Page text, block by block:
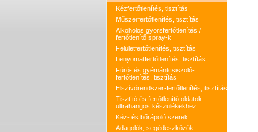
Kézfertőtlenítés, tisztítás
Műszerfertőtlenítés, tisztítás
Alkoholos gyorsfertőtlenítés /
fertőtlenítő spray-k
Felületfertőtlenítés, tisztítás
Lenyomatfertőtlenítés, tisztítás
Fúró- és gyémántcsiszoló-
fertőtlenítés, tisztítás
Elszívórendszer-fertőtlenítés, tisztítás
Tisztító és fertőtlenítő oldatok
ultrahangos készülékekhez
Kéz- és bőrápoló szerek
Adagolók, segédeszközök